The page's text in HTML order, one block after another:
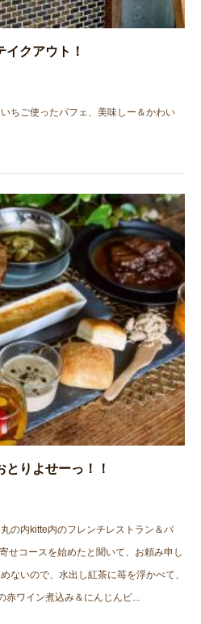
イクアウト！
ちご使ったパフェ、美味しー＆かわい
とりよせーっ！！
の内kitte内のフレンチレストラン＆バ
せコースを始めたと聞いて、お頼み申し
ないので、水出し紅茶に苺を浮かべて、
赤ワイン煮込み＆にんじんピ...